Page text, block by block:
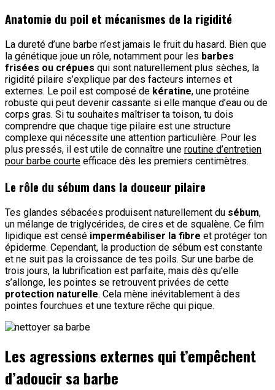
Anatomie du poil et mécanismes de la rigidité
La dureté d’une barbe n’est jamais le fruit du hasard. Bien que
la génétique joue un rôle, notamment pour les barbes
frisées ou crépues qui sont naturellement plus sèches, la
rigidité pilaire s’explique par des facteurs internes et
externes. Le poil est composé de kératine, une protéine
robuste qui peut devenir cassante si elle manque d’eau ou de
corps gras. Si tu souhaites maîtriser ta toison, tu dois
comprendre que chaque tige pilaire est une structure
complexe qui nécessite une attention particulière. Pour les
plus pressés, il est utile de connaître une routine d’entretien
pour barbe courte efficace dès les premiers centimètres.
Le rôle du sébum dans la douceur pilaire
Tes glandes sébacées produisent naturellement du sébum,
un mélange de triglycérides, de cires et de squalène. Ce film
lipidique est censé imperméabiliser la fibre et protéger ton
épiderme. Cependant, la production de sébum est constante
et ne suit pas la croissance de tes poils. Sur une barbe de
trois jours, la lubrification est parfaite, mais dès qu’elle
s’allonge, les pointes se retrouvent privées de cette
protection naturelle. Cela mène inévitablement à des
pointes fourchues et une texture rêche qui pique.
Les agressions externes qui t’empêchent
d’adoucir sa barbe